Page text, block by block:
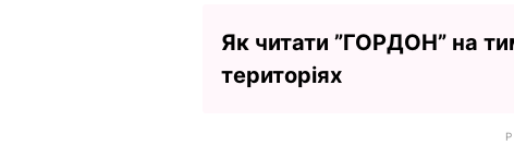
Як читати ”ГОРДОН” на
територіях